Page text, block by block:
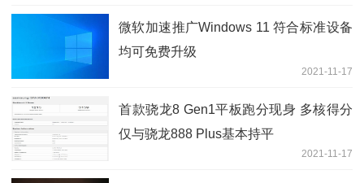
微软加速推广Windows 11 符合标准设备
均可免费升级
2021-11-17
首款骁龙8 Gen1平板跑分现身 多核得分
仅与骁龙888 Plus基本持平
2021-11-17